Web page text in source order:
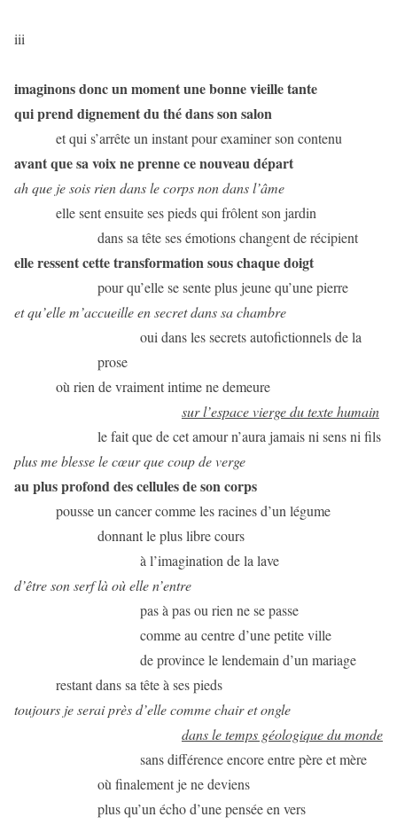
iii
imaginons donc un moment une bonne vieille tante
qui prend dignement du thé dans son salon
et qui s’arrête un instant pour examiner son contenu
avant que sa voix ne prenne ce nouveau départ
ah que je sois rien dans le corps non dans l’âme
elle sent ensuite ses pieds qui frôlent son jardin
dans sa tête ses émotions changent de récipient
elle ressent cette transformation sous chaque doigt
pour qu’elle se sente plus jeune qu’une pierre
et qu’elle m’accueille en secret dans sa chambre
oui dans les secrets autofictionnels de la
prose
où rien de vraiment intime ne demeure
sur l’espace vierge du texte humain
le fait que de cet amour n’aura jamais ni sens ni fils
plus me blesse le cœur que coup de verge
au plus profond des cellules de son corps
pousse un cancer comme les racines d’un légume
donnant le plus libre cours
à l’imagination de la lave
d’être son serf là où elle n’entre
pas à pas ou rien ne se passe
comme au centre d’une petite ville
de province le lendemain d’un mariage
restant dans sa tête à ses pieds
toujours je serai près d’elle comme chair et ongle
dans le temps géologique du monde
sans différence encore entre père et mère
où finalement je ne deviens
plus qu’un écho d’une pensée en vers